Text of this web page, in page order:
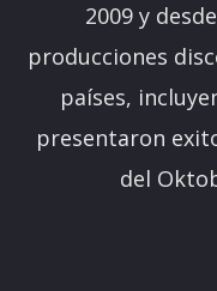
2009 y
producciones
países,
presentaron
del